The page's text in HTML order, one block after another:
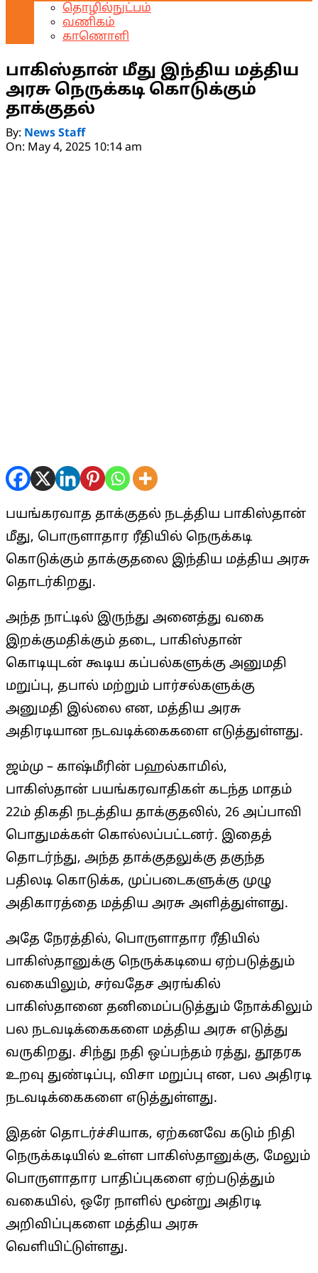
தொழில்நுட்பம்
வணிகம்
காணொளி
பாகிஸ்தான் மீது இந்திய மத்திய
அரசு நெருக்கடி கொடுக்கும்
தாக்குதல்
By: News Staff
On: May 4, 2025 10:14 am
பயங்கரவாத தாக்குதல் நடத்திய பாகிஸ்தான்
மீது, பொருளாதார ரீதியில் நெருக்கடி
கொடுக்கும் தாக்குதலை இந்திய மத்திய அரசு
தொடர்கிறது.
அந்த நாட்டில் இருந்து அனைத்து வகை
இறக்குமதிக்கும் தடை, பாகிஸ்தான்
கொடியுடன் கூடிய கப்பல்களுக்கு அனுமதி
மறுப்பு, தபால் மற்றும் பார்சல்களுக்கு
அனுமதி இல்லை என, மத்திய அரசு
அதிரடியான நடவடிக்கைகளை எடுத்துள்ளது.
ஜம்மு – காஷ்மீரின் பஹல்காமில்,
பாகிஸ்தான் பயங்கரவாதிகள் கடந்த மாதம்
22ம் திகதி நடத்திய தாக்குதலில், 26 அப்பாவி
பொதுமக்கள் கொல்லப்பட்டனர். இதைத்
தொடர்ந்து, அந்த தாக்குதலுக்கு தகுந்த
பதிலடி கொடுக்க, முப்படைகளுக்கு முழு
அதிகாரத்தை மத்திய அரசு அளித்துள்ளது.
அதே நேரத்தில், பொருளாதார ரீதியில்
பாகிஸ்தானுக்கு நெருக்கடியை ஏற்படுத்தும்
வகையிலும், சர்வதேச அரங்கில்
பாகிஸ்தானை தனிமைப்படுத்தும் நோக்கிலும்
பல நடவடிக்கைகளை மத்திய அரசு எடுத்து
வருகிறது. சிந்து நதி ஒப்பந்தம் ரத்து, தூதரக
உறவு துண்டிப்பு, விசா மறுப்பு என, பல அதிரடி
நடவடிக்கைகளை எடுத்துள்ளது.
இதன் தொடர்ச்சியாக, ஏற்கனவே கடும் நிதி
நெருக்கடியில் உள்ள பாகிஸ்தானுக்கு, மேலும்
பொருளாதார பாதிப்புகளை ஏற்படுத்தும்
வகையில், ஒரே நாளில் மூன்று அதிரடி
அறிவிப்புகளை மத்திய அரசு
வெளியிட்டுள்ளது.